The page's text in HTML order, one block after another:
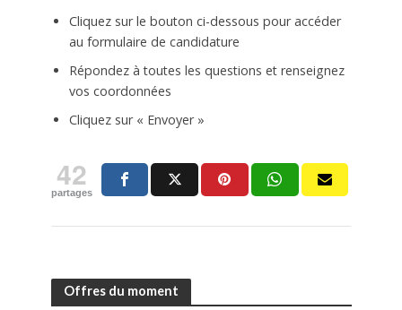
Cliquez sur le bouton ci-dessous pour accéder
au formulaire de candidature
Répondez à toutes les questions et renseignez
vos coordonnées
Cliquez sur « Envoyer »
42
partages
Offres du moment